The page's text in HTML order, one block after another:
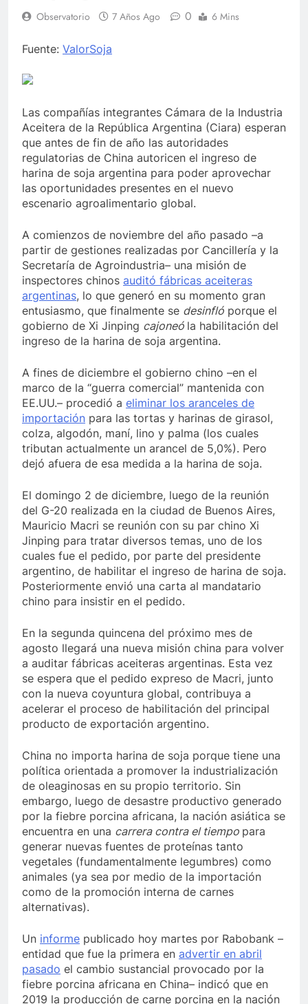
Observatorio 7 Años Ago 0 6 Mins
Fuente: ValorSoja
Las compañías integrantes Cámara de la Industria
Aceitera de la República Argentina (Ciara) esperan
que antes de fin de año las autoridades
regulatorias de China autoricen el ingreso de
harina de soja argentina para poder aprovechar
las oportunidades presentes en el nuevo
escenario agroalimentario global.
A comienzos de noviembre del año pasado –a
partir de gestiones realizadas por Cancillería y la
Secretaría de Agroindustria– una misión de
inspectores chinos auditó fábricas aceiteras
argentinas, lo que generó en su momento gran
entusiasmo, que finalmente se desinfló porque el
gobierno de Xi Jinping cajoneó la habilitación del
ingreso de la harina de soja argentina.
A fines de diciembre el gobierno chino –en el
marco de la “guerra comercial” mantenida con
EE.UU.– procedió a eliminar los aranceles de
importación para las tortas y harinas de girasol,
colza, algodón, maní, lino y palma (los cuales
tributan actualmente un arancel de 5,0%). Pero
dejó afuera de esa medida a la harina de soja.
El domingo 2 de diciembre, luego de la reunión
del G-20 realizada en la ciudad de Buenos Aires,
Mauricio Macri se reunión con su par chino Xi
Jinping para tratar diversos temas, uno de los
cuales fue el pedido, por parte del presidente
argentino, de habilitar el ingreso de harina de soja.
Posteriormente envió una carta al mandatario
chino para insistir en el pedido.
En la segunda quincena del próximo mes de
agosto llegará una nueva misión china para volver
a auditar fábricas aceiteras argentinas. Esta vez
se espera que el pedido expreso de Macri, junto
con la nueva coyuntura global, contribuya a
acelerar el proceso de habilitación del principal
producto de exportación argentino.
China no importa harina de soja porque tiene una
política orientada a promover la industrialización
de oleaginosas en su propio territorio. Sin
embargo, luego de desastre productivo generado
por la fiebre porcina africana, la nación asiática se
encuentra en una carrera contra el tiempo para
generar nuevas fuentes de proteínas tanto
vegetales (fundamentalmente legumbres) como
animales (ya sea por medio de la importación
como de la promoción interna de carnes
alternativas).
Un informe publicado hoy martes por Rabobank –
entidad que fue la primera en advertir en abril
pasado el cambio sustancial provocado por la
fiebre porcina africana en China– indicó que en
2019 la producción de carne porcina en la nación